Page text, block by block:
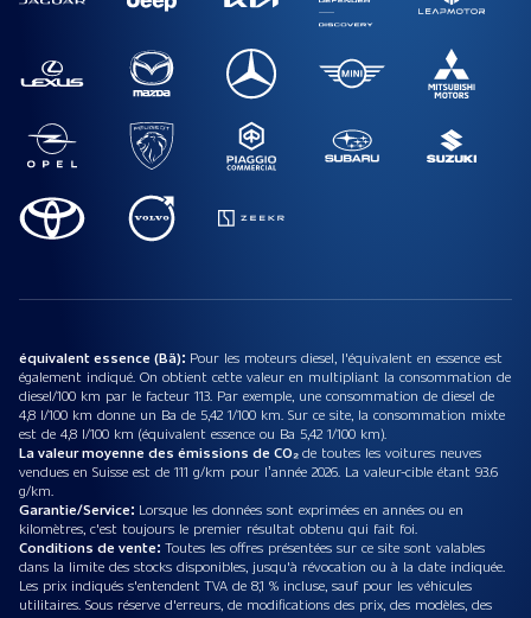
équivalent essence (Bä): Pour les moteurs diesel, l'équivalent en essence est
également indiqué. On obtient cette valeur en multipliant la consommation de
diesel/100 km par le facteur 113. Par exemple, une consommation de diesel de
4,8 l/100 km donne un Ba de 5,42 1/100 km. Sur ce site, la consommation mixte
est de 4,8 l/100 km (équivalent essence ou Ba 5,42 1/100 km).
La valeur moyenne des émissions de CO₂de toutes les voitures neuves
vendues en Suisse est de 111 g/km pour l’année 2026. La valeur-cible étant 93.6
g/km.
Garantie/Service: Lorsque les données sont exprimées en années ou en
kilomètres, c'est toujours le premier résultat obtenu qui fait foi.
Conditions de vente: Toutes les offres présentées sur ce site sont valables
dans la limite des stocks disponibles, jusqu'à révocation ou à la date indiquée.
Les prix indiqués s'entendent TVA de 8,1 % incluse, sauf pour les véhicules
utilitaires. Sous réserve d'erreurs, de modifications des prix, des modèles, des